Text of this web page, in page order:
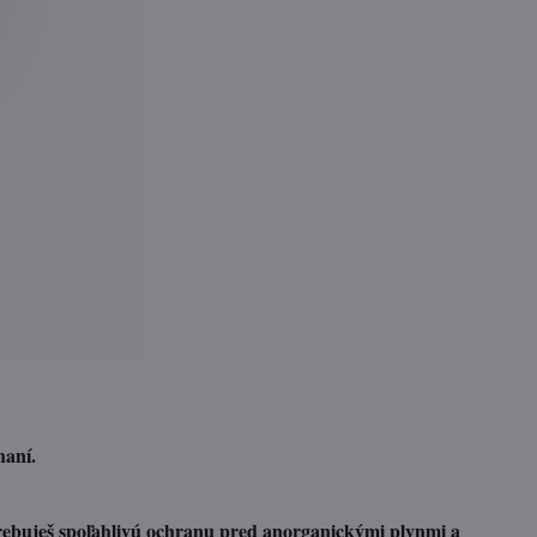
spoľahlivú ochranu pred anorganickými plynmi a